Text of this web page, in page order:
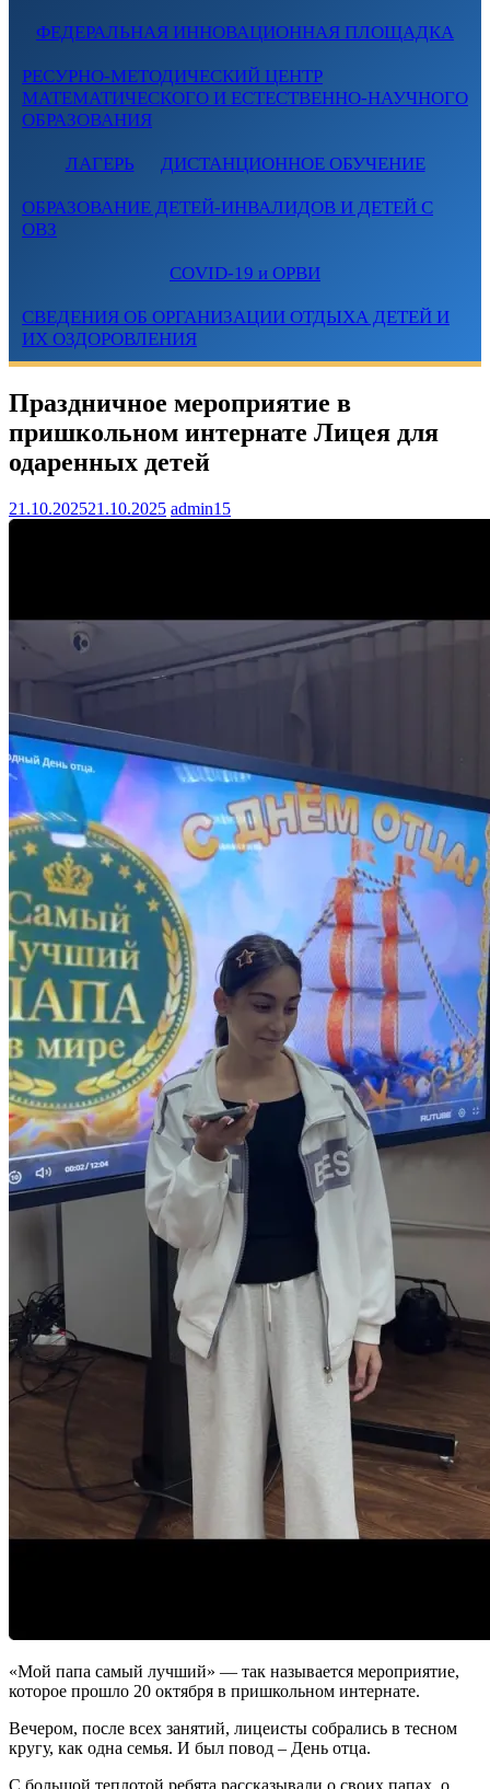
ФЕДЕРАЛЬНАЯ ИННОВАЦИОННАЯ ПЛОЩАДКА
РЕСУРНО-МЕТОДИЧЕСКИЙ ЦЕНТР
МАТЕМАТИЧЕСКОГО И ЕСТЕСТВЕННО-НАУЧНОГО
ОБРАЗОВАНИЯ
ЛАГЕРЬ ДИСТАНЦИОННОЕ ОБУЧЕНИЕ
ОБРАЗОВАНИЕ ДЕТЕЙ-ИНВАЛИДОВ И ДЕТЕЙ С
ОВЗ
COVID-19 и ОРВИ
СВЕДЕНИЯ ОБ ОРГАНИЗАЦИИ ОТДЫХА ДЕТЕЙ И
ИХ ОЗДОРОВЛЕНИЯ
Праздничное мероприятие в
пришкольном интернате Лицея для
одаренных детей
21.10.202521.10.2025 admin15
«Мой папа самый лучший» — так называется мероприятие,
которое прошло 20 октября в пришкольном интернате.
Вечером, после всех занятий, лицеисты собрались в тесном
кругу, как одна семья. И был повод – День отца.
С большой теплотой ребята рассказывали о своих папах, о